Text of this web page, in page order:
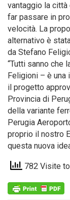
vantaggio la
far passare in
velocità. La
alternativo è
da Stefano
“Tutti sanno che
Feligioni – è una
il progetto
Provincia di
della variante
Perugia
proprio il nostro
questa nuova
782 Visite